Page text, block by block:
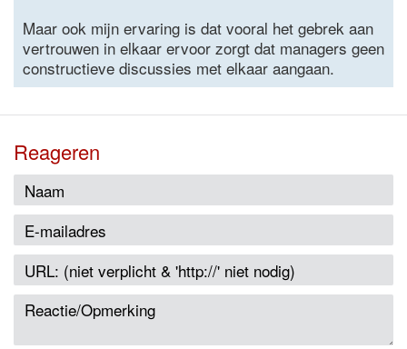
Maar ook mijn ervaring is dat vooral het gebrek aan
vertrouwen in elkaar ervoor zorgt dat managers geen
constructieve discussies met elkaar aangaan.
Reageren